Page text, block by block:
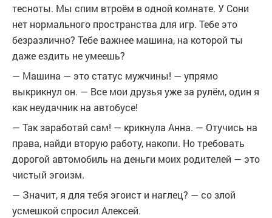
тесноты. Мы спим втроём в одной комнате. У Сони
нет нормального пространства для игр. Тебе это
безразлично? Тебе важнее машина, на которой ты
даже ездить не умеешь?
— Машина — это статус мужчины! — упрямо
выкрикнул он. — Все мои друзья уже за рулём, один я
как неудачник на автобусе!
— Так заработай сам! — крикнула Анна. — Отучись на
права, найди вторую работу, накопи. Но требовать
дорогой автомобиль на деньги моих родителей — это
чистый эгоизм.
— Значит, я для тебя эгоист и наглец? — со злой
усмешкой спросил Алексей.